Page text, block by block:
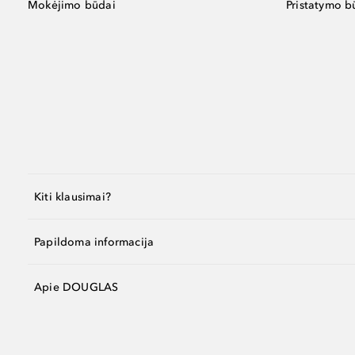
Mokėjimo būdai Pristatymo
Kiti klausimai?
Papildoma informacija
Apie DOUGLAS